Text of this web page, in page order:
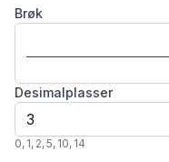
Brøk
Desimalplasser
0, 1, 2,5, 10, 14